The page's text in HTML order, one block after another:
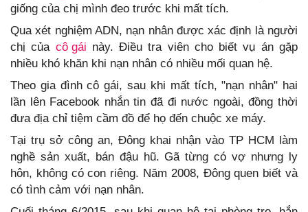
giống của chị mình đeo trước khi mất tích.
Qua xét nghiệm ADN, nạn nhân được xác định là người
chị của cô gái này. Điều tra viên cho biết vụ án gặp
nhiều khó khăn khi nạn nhân có nhiều mối quan hệ.
Theo gia đình cô gái, sau khi mất tích, "nạn nhân" hai
lần lên Facebook nhắn tin đã đi nước ngoài, đồng thời
đưa địa chỉ tiệm cầm đồ để họ đến chuộc xe máy.
Tại trụ sở công an, Đông khai nhận vào TP HCM làm
nghề sản xuất, bán đậu hũ. Gã từng có vợ nhưng ly
hôn, không có con riêng. Năm 2008, Đông quen biết và
có tình cảm với nạn nhân.